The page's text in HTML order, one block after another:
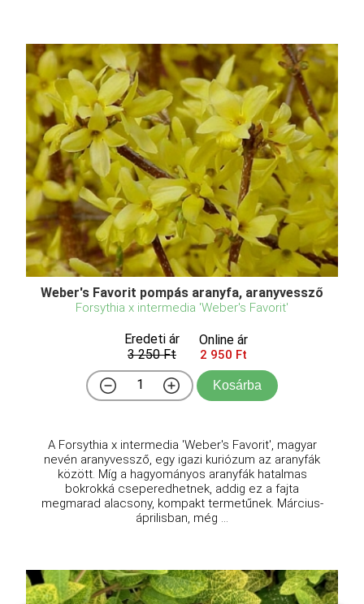
Weber's Favorit pompás aranyfa, aranyvessző
Forsythia x intermedia 'Weber's Favorit'
Eredeti ár
3 250 Ft
Online ár
2 950 Ft
Kosárba
A Forsythia x intermedia 'Weber's Favorit', magyar
nevén aranyvessző, egy igazi kuriózum az aranyfák
között. Míg a hagyományos aranyfák hatalmas
bokrokká cseperedhetnek, addig ez a fajta
megmarad alacsony, kompakt termetűnek. Március-
áprilisban, még ...